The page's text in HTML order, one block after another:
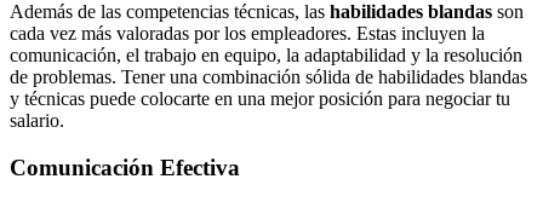
Además de las competencias técnicas, las habilidades blandas son
cada vez más valoradas por los empleadores. Estas incluyen la
comunicación, el trabajo en equipo, la adaptabilidad y la resolución
de problemas. Tener una combinación sólida de habilidades blandas
y técnicas puede colocarte en una mejor posición para negociar tu
salario.
Comunicación Efectiva